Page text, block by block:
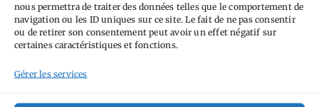
nous permettra de traiter des données telles que le comportement de
navigation ou les ID uniques sur ce site. Le fait de ne pas consentir
ou de retirer son consentement peut avoir un effet négatif sur
certaines caractéristiques et fonctions.
Gérer les services
Tags
AilleursAimez-vous bordel Allemagne
Anti tourisme